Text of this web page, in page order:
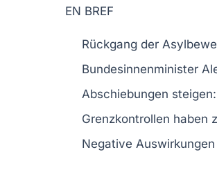
EN BREF
Rückgang der
Bundesinnenminister
Abschiebungen
Grenzkontrollen haben
Negative